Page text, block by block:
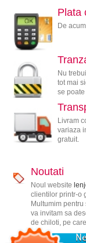
Plata
De
Nu
tot mai
se
Livram
variaza
gratuit.
Noutati
Noul website
clientilor printr-o
Multumim
va invitam sa
de chiloti, pe